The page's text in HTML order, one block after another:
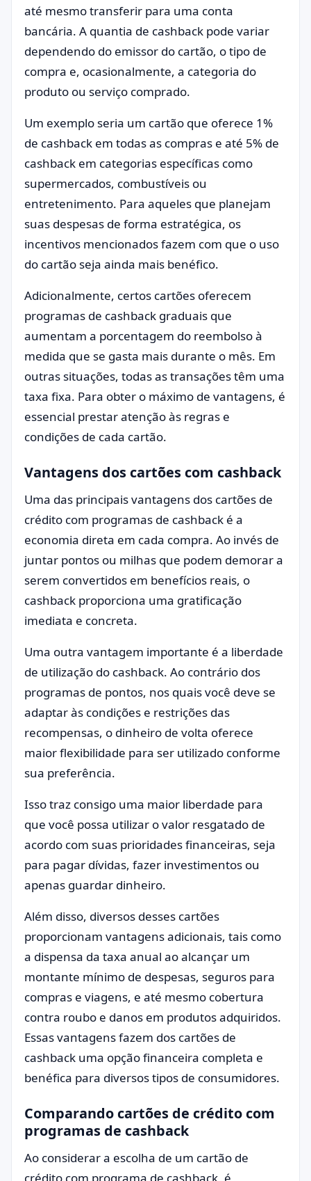
até mesmo transferir para uma conta
bancária. A quantia de cashback pode variar
dependendo do emissor do cartão, o tipo de
compra e, ocasionalmente, a categoria do
produto ou serviço comprado.
Um exemplo seria um cartão que oferece 1%
de cashback em todas as compras e até 5% de
cashback em categorias específicas como
supermercados, combustíveis ou
entretenimento. Para aqueles que planejam
suas despesas de forma estratégica, os
incentivos mencionados fazem com que o uso
do cartão seja ainda mais benéfico.
Adicionalmente, certos cartões oferecem
programas de cashback graduais que
aumentam a porcentagem do reembolso à
medida que se gasta mais durante o mês. Em
outras situações, todas as transações têm uma
taxa fixa. Para obter o máximo de vantagens, é
essencial prestar atenção às regras e
condições de cada cartão.
Vantagens dos cartões com cashback
Uma das principais vantagens dos cartões de
crédito com programas de cashback é a
economia direta em cada compra. Ao invés de
juntar pontos ou milhas que podem demorar a
serem convertidos em benefícios reais, o
cashback proporciona uma gratificação
imediata e concreta.
Uma outra vantagem importante é a liberdade
de utilização do cashback. Ao contrário dos
programas de pontos, nos quais você deve se
adaptar às condições e restrições das
recompensas, o dinheiro de volta oferece
maior flexibilidade para ser utilizado conforme
sua preferência.
Isso traz consigo uma maior liberdade para
que você possa utilizar o valor resgatado de
acordo com suas prioridades financeiras, seja
para pagar dívidas, fazer investimentos ou
apenas guardar dinheiro.
Além disso, diversos desses cartões
proporcionam vantagens adicionais, tais como
a dispensa da taxa anual ao alcançar um
montante mínimo de despesas, seguros para
compras e viagens, e até mesmo cobertura
contra roubo e danos em produtos adquiridos.
Essas vantagens fazem dos cartões de
cashback uma opção financeira completa e
benéfica para diversos tipos de consumidores.
Comparando cartões de crédito com
programas de cashback
Ao considerar a escolha de um cartão de